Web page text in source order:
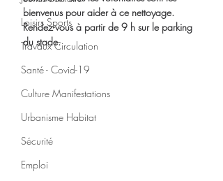
Loisirs Sports
Travaux Circulation
Santé - Covid-19
Culture Manifestations
Urbanisme Habitat
Sécurité
Emploi
bienvenus pour aider à ce nettoyage.
Rendez-vous à partir de 9 h sur le parking
du stade.